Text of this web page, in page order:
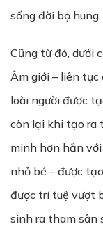
sống đời bọ hung.
Cũng từ đó, dưới
Âm giới – liên
loài người được
còn lại khi tạo ra
minh hơn hẳn
nhỏ bé – được
được trí tuệ vượt
sinh ra tham sân